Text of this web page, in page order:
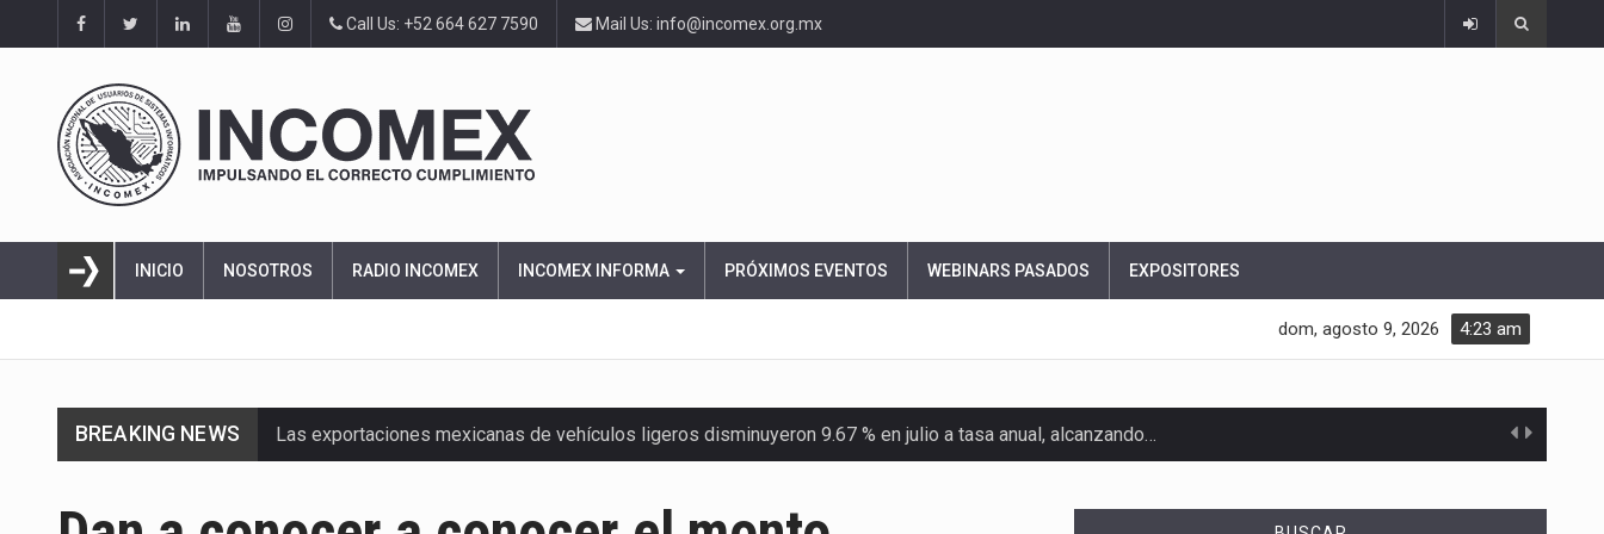
Call Us: +52 664 627 7590 Mail Us: info@incomex.org.mx
INICIO NOSOTROS RADIO INCOMEX INCOMEX INFORMA PRÓXIMOS EVENTOS WEBINARS PASADOS EXPOSITORES
4:23 am
dom, agosto 9, 2026
BREAKING NEWS Las exportaciones mexicanas de vehículos ligeros disminuyeron 9.67 % en julio a tasa anual, alcanzando…